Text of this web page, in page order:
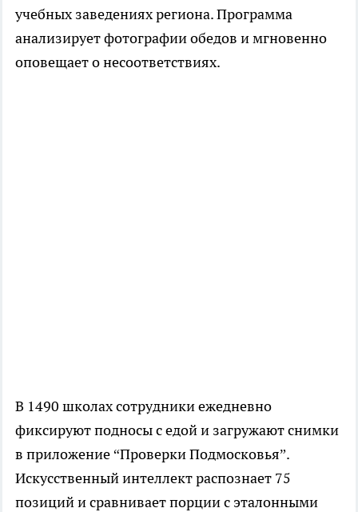
учебных заведениях региона. Программа
анализирует фотографии обедов и мгновенно
оповещает о несоответствиях.
В 1490 школах сотрудники ежедневно
фиксируют подносы с едой и загружают снимки
в приложение “Проверки Подмосковья”.
Искусственный интеллект распознает 75
позиций и сравнивает порции с эталонными